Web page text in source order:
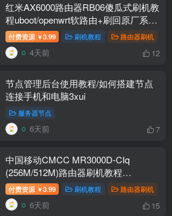
红米AX6000路由器RB06傻瓜式刷机教
程uboot/openwrt软路由+刷回原厂系统
教程
付费资源 ￥3.99 刷机教程 路由器刷机
4天前 12
节点管理后台使用教程/如何搭建节点
连接手机和电脑3xui
服务器节点
6天前 7
中国移动CMCC MR3000D-CIq
(256M/512M)路由器刷机教程
openwrt+恢复原厂
付费资源 ￥3.99 刷机教程 路由器刷机
6天前 15